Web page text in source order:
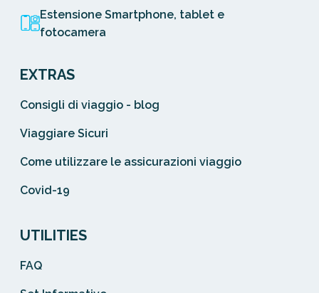
Estensione Smartphone, tablet e
fotocamera
EXTRAS
Consigli di viaggio - blog
Viaggiare Sicuri
Come utilizzare le assicurazioni viaggio
Covid-19
UTILITIES
FAQ